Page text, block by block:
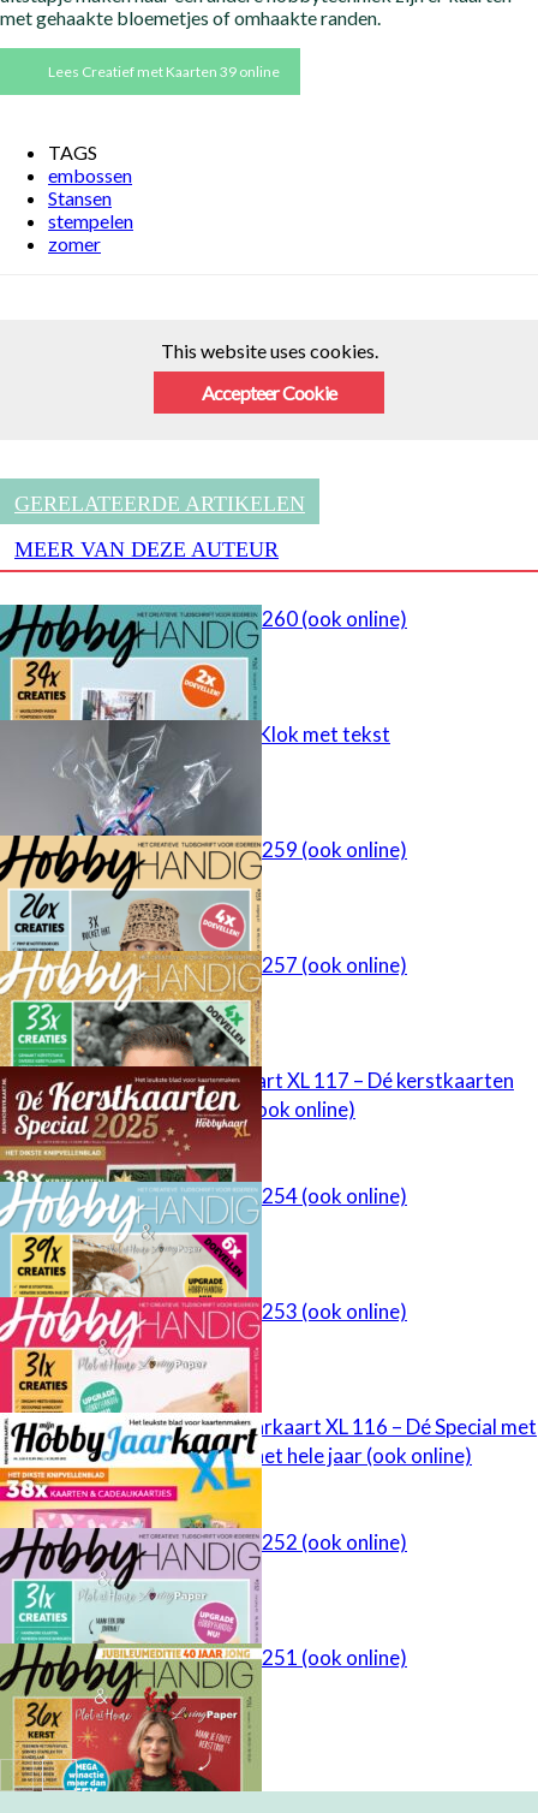
met gehaakte bloemetjes of omhaakte randen.
Lees Creatief met Kaarten 39 online
TAGS
embossen
Stansen
stempelen
zomer
This website uses cookies.
Accepteer Cookie
GERELATEERDE ARTIKELEN
MEER VAN DEZE AUTEUR
HobbyHandig 260 (ook online)
cadeau idee – Klok met tekst
HobbyHandig 259 (ook online)
HobbyHandig 257 (ook online)
Mijn Hobbykaart XL 117 – Dé kerstkaarten
Special 2025 (ook online)
HobbyHandig 254 (ook online)
HobbyHandig 253 (ook online)
Mijn HobbyJaarkaart XL 116 – Dé Special met
kaarten voor het hele jaar (ook online)
HobbyHandig 252 (ook online)
HobbyHandig 251 (ook online)